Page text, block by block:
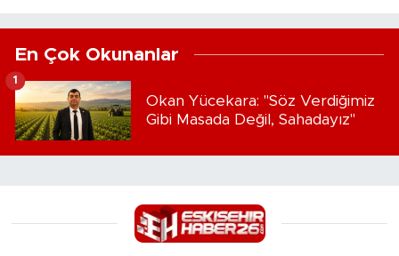
En Çok Okunanlar
Okan Yücekara: "Söz Verdiğimiz
Gibi Masada Değil, Sahadayız"
1